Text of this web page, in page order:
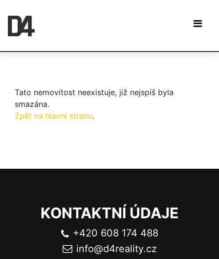
Tato nemovitost neexistuje, již nejspíš byla
smazána.
Zpět na hlavní stranu.
KONTAKTNÍ ÚDAJE
+420 608 174 488
info@d4reality.cz